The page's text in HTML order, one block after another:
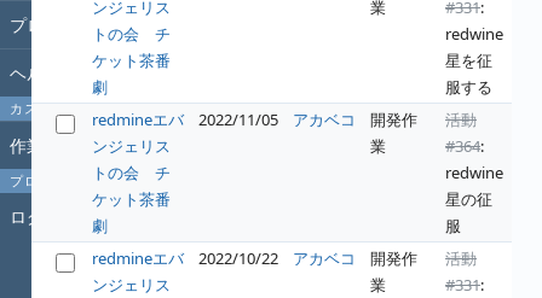
プロジェクト
ヘルプ
カスタムクエリ
作業時間
プロフィール
ログイン
ンジェリス
トの会 チ
ケット茶番
劇
業
#331:
redwine
星を征
服する
redmineエバ
ンジェリス
トの会 チ
ケット茶番
劇
2022/11/05 アカベコ
開発作
業
活動
#364:
redwine
星の征
服
redmineエバ
ンジェリス
2022/10/22 アカベコ
開発作
業
活動
#331: